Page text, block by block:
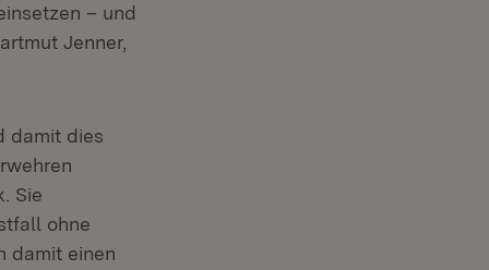
– und
Jenner,
damit dies
Sie
ohne
damit einen